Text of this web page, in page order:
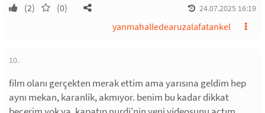
(2) (0) 24.07.2025 16:19
yanmahalledearuzalafatankel
10.
film olanı gerçekten merak ettim ama yarısına geldim hep
aynı mekan, karanlik, akmıyor. benim bu kadar dikkat